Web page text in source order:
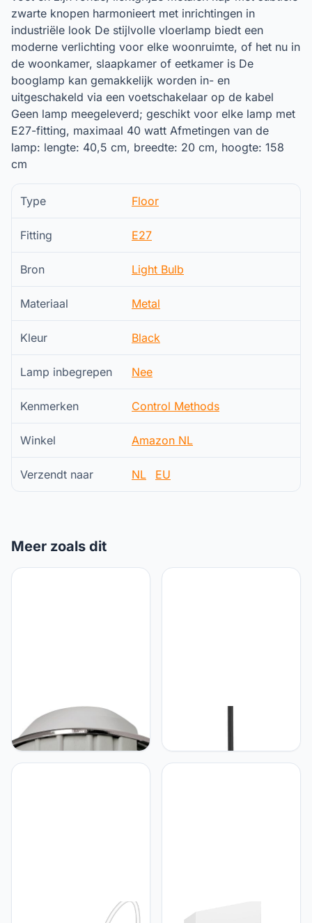
zwarte knopen harmonieert met inrichtingen in
industriële look De stijlvolle vloerlamp biedt een
moderne verlichting voor elke woonruimte, of het nu in
de woonkamer, slaapkamer of eetkamer is De
booglamp kan gemakkelijk worden in- en
uitgeschakeld via een voetschakelaar op de kabel
Geen lamp meegeleverd; geschikt voor elke lamp met
E27-fitting, maximaal 40 watt Afmetingen van de
lamp: lengte: 40,5 cm, breedte: 20 cm, hoogte: 158
cm
Type Floor
Fitting E27
Bron Light Bulb
Materiaal Metal
Kleur Black
Lamp inbegrepen Nee
Kenmerken Control Methods
Winkel Amazon NL
Verzendt naar NL EU
Meer zoals dit
Eglo EGLO Pineda Led-
inbouwspot, ledspot van
kunststof, led-inbouwlamp
in nikkel-mat, dimbaar,
boven eettafel met
indirecte verlichting,
Eglo EGLO Wandlamp